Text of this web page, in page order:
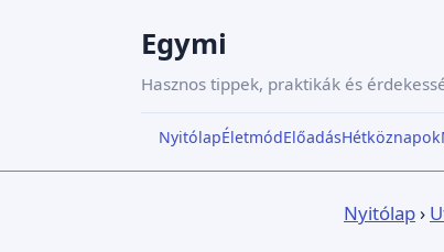
Egymi
Hasznos tippek, praktikák és
NyitólapÉletmódElőadásHétköznapok
Nyitólap›